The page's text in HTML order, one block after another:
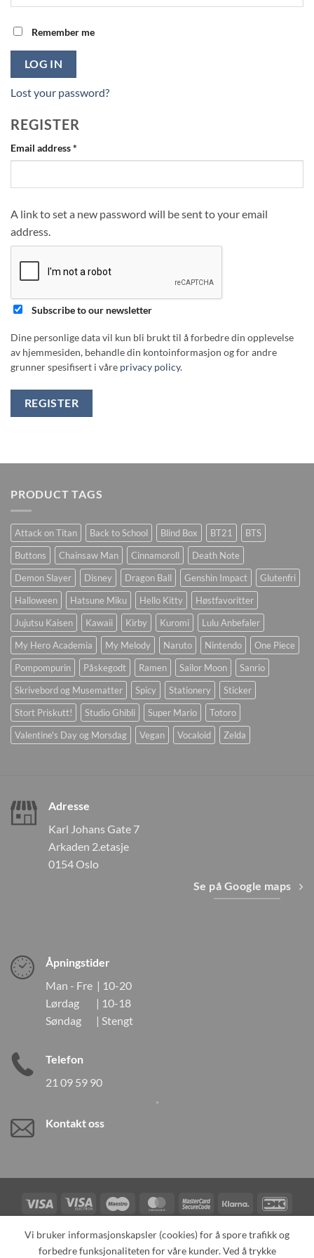
Remember me
LOG IN
Lost your password?
REGISTER
Email address*
A link to set a new password will be sent to your email
address.
Subscribe to our newsletter
Dine personlige data vil kun bli brukt til å forbedre din opplevelse
av hjemmesiden, behandle din kontoinformasjon og for andre
grunner spesifisert i våre privacy policy.
REGISTER
PRODUCT TAGS
Attack on Titan Back to School Blind Box BT21
BTS
Buttons
Chainsaw Man Cinnamoroll
Death Note
Demon Slayer
Disney Dragon Ball Genshin Impact
Glutenfri
Halloween
Hatsune Miku Hello Kitty
Høstfavoritter
Jujutsu Kaisen
Kawaii Kirby Kuromi
Lulu Anbefaler
My Hero Academia
My Melody Naruto Nintendo
One Piece
Pompompurin
Påskegodt Ramen Sailor Moon
Sanrio
Skrivebord og Musematter
Spicy Stationery
Sticker
Stort Priskutt!
Studio Ghibli Super Mario
Totoro
Valentine's Day og Morsdag
Vegan Vocaloid Zelda
Adresse
Karl Johans Gate 7
Arkaden 2.etasje
0154 Oslo
Se på Google maps
Åpningstider
Man - Fre | 10-20
Lørdag | 10-18
Søndag | Stengt
Telefon
21 09 59 90
Kontakt oss
Visa
Visa
Electron
Maestro MasterCardMasterCard
2
Klarna
Card
TILBAKEKALLINGER KONTAKT OSS OM OSS
Vi bruker informasjonskapsler (cookies) for å spore trafikk og
forbedre funksjonaliteten for våre kunder. Ved å trykke